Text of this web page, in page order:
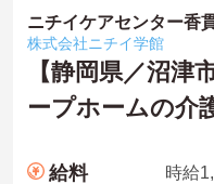
ニチイケアセンター香
株式会社ニチイ学館
【静岡県／沼
ープホームの介
給料 時給